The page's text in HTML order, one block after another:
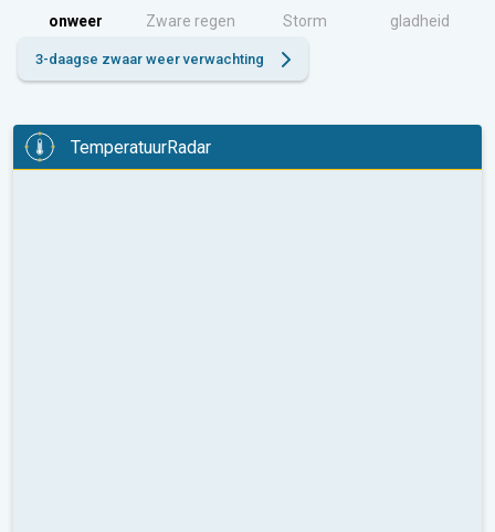
onweer Zware regen Storm gladheid
3-daagse zwaar weer verwachting
TemperatuurRadar